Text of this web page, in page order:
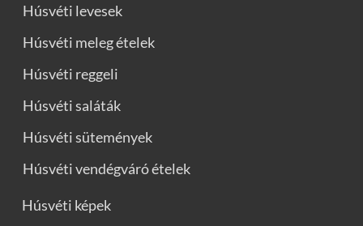
Húsvéti levesek
Húsvéti meleg ételek
Húsvéti reggeli
Húsvéti saláták
Húsvéti sütemények
Húsvéti vendégváró ételek
Húsvéti képek